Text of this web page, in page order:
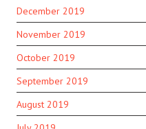
December 2019
November 2019
October 2019
September 2019
August 2019